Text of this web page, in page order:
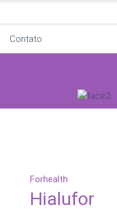
Contato
Forhealth
Hialufor